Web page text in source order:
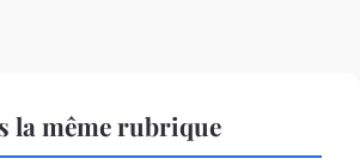
la même rubrique